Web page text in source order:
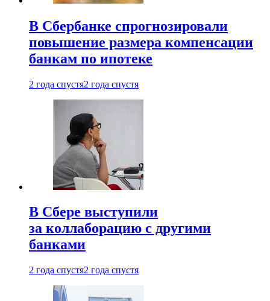
В Сбербанке спрогнозировали
повышение размера компенсации
банкам по ипотеке
2 года спустя2 года спустя
В Сбере выступили
за коллаборацию с другими
банками
2 года спустя2 года спустя